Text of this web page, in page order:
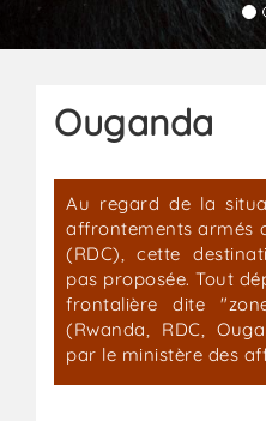
Ouganda
Au regard de la
affrontements armés
(RDC), cette
pas proposée. Tout
frontalière dite
(Rwanda, RDC,
par le ministère des